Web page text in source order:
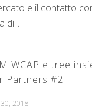
e il contatto
di...
WCAP e tree
Partners #2
30, 2018